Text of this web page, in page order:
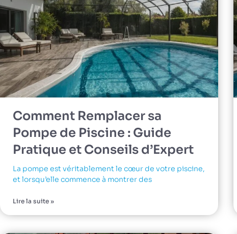
Comment Remplacer sa
Pompe de Piscine : Guide
Pratique et Conseils d’Expert
La pompe est véritablement le cœur de votre piscine,
et lorsqu’elle commence à montrer des
Lire la suite »